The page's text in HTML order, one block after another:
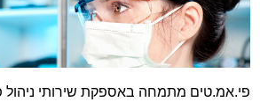
פי.אמ.טים מתמחה באספקת שירותי ניהול